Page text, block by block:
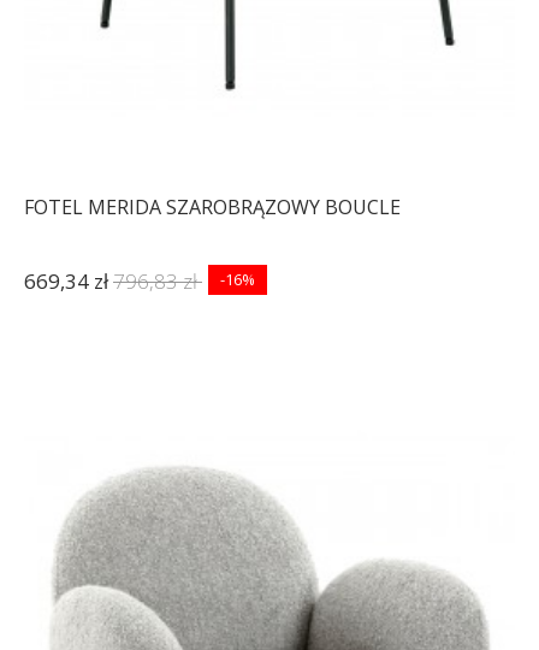
FOTEL MERIDA SZAROBRĄZOWY BOUCLE
669,34 zł796,83 zł -16%